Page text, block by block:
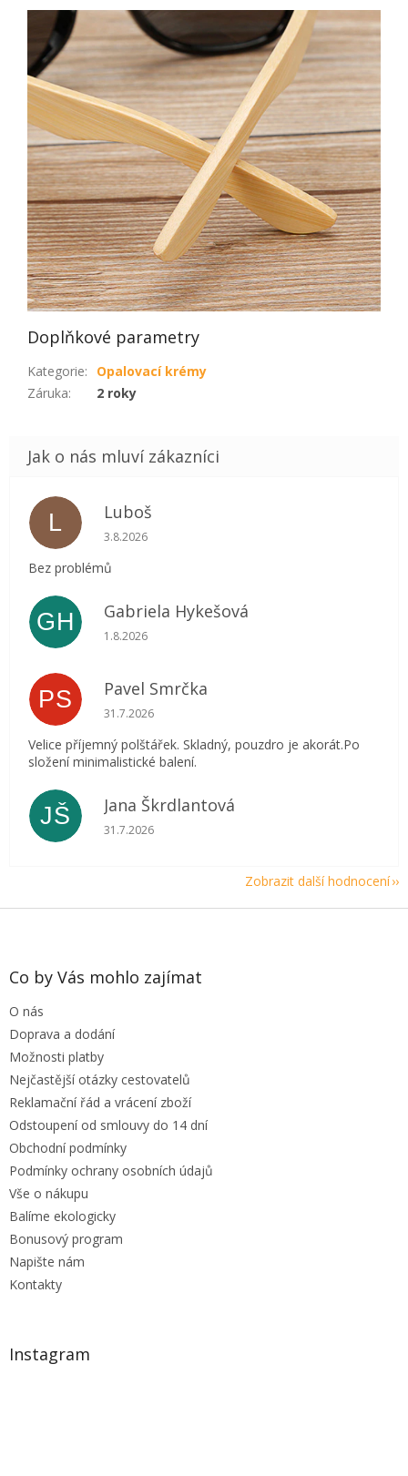
Doplňkové parametry
Kategorie:
Opalovací krémy
Záruka: 2 roky
L Luboš
Hodnocení obchodu je 5 z 5 hvězdiček.
3.8.2026
Bez problémů
GH Gabriela Hykešová
Hodnocení obchodu je 5 z 5 hvězdiček.
1.8.2026
PS Pavel Smrčka
Hodnocení obchodu je 5 z 5 hvězdiček.
31.7.2026
Velice příjemný polštářek. Skladný, pouzdro je akorát.Po
složení minimalistické balení.
JŠ Jana Škrdlantová
Hodnocení obchodu je 5 z 5 hvězdiček.
31.7.2026
Zobrazit další hodnocení
Z
Co by Vás mohlo zajímat
O nás
Doprava a dodání
Možnosti platby
Nejčastější otázky cestovatelů
Reklamační řád a vrácení zboží
Odstoupení od smlouvy do 14 dní
Obchodní podmínky
Podmínky ochrany osobních údajů
Vše o nákupu
Balíme ekologicky
Bonusový program
Napište nám
Kontakty
Instagram